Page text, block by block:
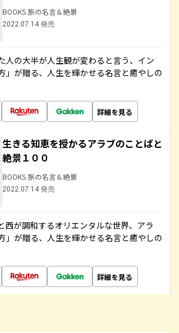
BOOKS 旅の名言＆絶景
2022.07.14 発売
人の大半が人生観が変わると言う、イン
」が贈る、人生を輝かせる名言と癒やしの
詳細を見る
生きる知恵を授かるアラブのことばと
絶景１００
BOOKS 旅の名言＆絶景
2022.07.14 発売
西が調和するオリエンタルな世界、アラ
」が贈る、人生を輝かせる名言と癒やしの
詳細を見る